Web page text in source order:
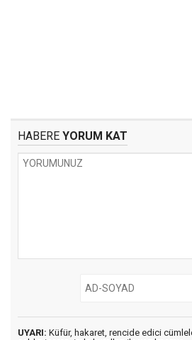
HABERE YORUM KAT
UYARI: Küfür, hakaret, rencide edici